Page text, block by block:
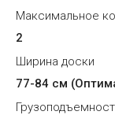
Максимальное
2
Ширина доски
77-84 см